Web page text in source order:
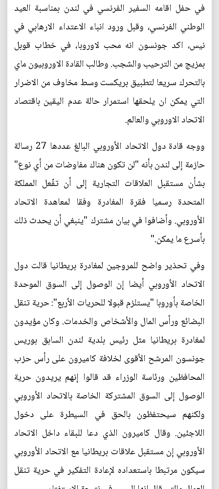
في حفل اقامه السفير الفرنسي في لندن بمناسبة العيد
الوطني الفرنسي، وقبل ورود انباء الاعتداء الارهابي في
نيس، اكد جونسون انه محب لاوروبا، في خطاب قوبل
بمزيج من الترحيب والشجب. وطالب القادة الاوروبيون ماي
بالتحرك سريعا لتطبيق بريكست وسط مخاوف من الاضرار
التي يمكن ان يلحقها استمرار حالة عدم اليقين باقتصاد
الاتحاد الاوروبي والعالم.
ووجه قادة دول الاتحاد الأوروبي البالغ عددها 27 رسالة
حازمة إلى لندن بأنه "لن تكون هناك مفاوضات من أي نوع"
بشأن مستقبل العلاقات التجارية إلى أن تفّعل المملكة
المتحدة رسميا فقرة المغادرة وفقا لمعاهدة الاتحاد
الأوروبي. وأضافوا في بيان مشترك "ينبغي أن يحدث ذلك
بأسرع ما يمكن."
وفي تحذير واضح للمروجين لمغادرة بريطانيا قالت دول
الاتحاد الأوروبي أيضا إن الوصول إلى السوق الموحدة
الخاصة بأوروبا "يستلزم قبولا للحريات الأربع": حرية تنقل
البضائع ورأس المال والأشخاص والخدمات. وكان مؤيدون
لمغادرة بريطانيا مثل رئيس بلدية لندن السابق بوريس
جونسون المرشح الأقوى لخلافة كاميرون على رأس حزب
المحافظين ورئاسة الوزراء قد قالوا إنهم يريدون حرية
الوصول إلى السوق المشتركة الخاصة بالاتحاد الأوروبي
ولكنهم سيحتفظون بالحق في السيطرة على دخول
اللاجئين. وقال كاميرون الذي دعا للبقاء داخل الاتحاد
الأوروبي إن مستقبل علاقات بريطانيا مع الاتحاد الأوروبي
سيكون مرتبطا باستعداده لإعادة التفكير في حرية تنقل